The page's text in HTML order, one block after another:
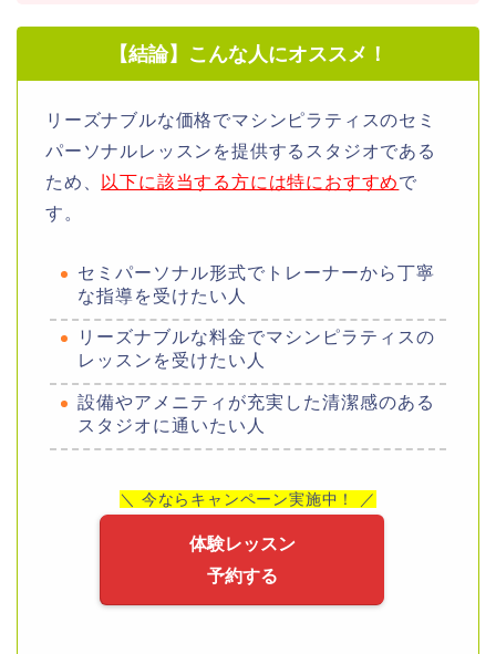
【結論】こんな人にオススメ！
リーズナブルな価格でマシンピラティスのセミ
パーソナルレッスンを提供するスタジオである
ため、
以下に該当する方には特におすすめで
す。
セミパーソナル形式でトレーナーから丁寧
な指導を受けたい人
リーズナブルな料金でマシンピラティスの
レッスンを受けたい人
設備やアメニティが充実した清潔感のある
スタジオに通いたい人
＼ 今ならキャンペーン実施中！ ／
体験レッスン
予約する